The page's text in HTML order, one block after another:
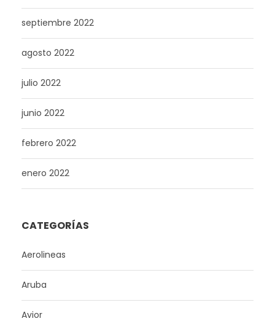
septiembre 2022
agosto 2022
julio 2022
junio 2022
febrero 2022
enero 2022
CATEGORÍAS
Aerolineas
Aruba
Avior